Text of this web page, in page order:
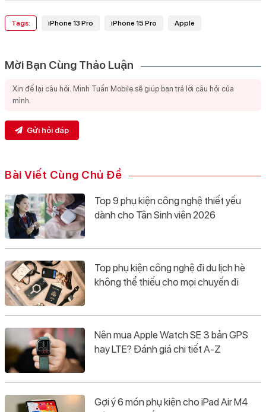
Tags: iPhone 13 Pro iPhone 15 Pro Apple
Mời Bạn Cùng Thảo Luận
Gửi hỏi đáp
Bài Viết Cùng Chủ Đề
Top 9 phụ kiện công nghệ thiết yếu
dành cho Tân Sinh viên 2026
Top phụ kiện công nghệ đi du lịch hè
không thể thiếu cho mọi chuyến đi
Nên mua Apple Watch SE 3 bản GPS
hay LTE? Đánh giá chi tiết A-Z
Gợi ý 6 món phụ kiện cho iPad Air M4